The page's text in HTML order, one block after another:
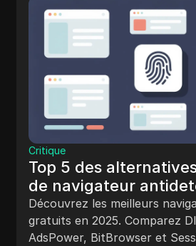
Critique
Top 5 des
de navigateur
Dolphin Anty en 2025
Découvrez les meilleurs
gratuits en 2025. Comparez
AdsPower, BitBrowser et